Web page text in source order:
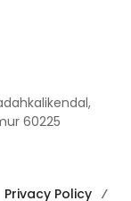
60225
Privacy Policy